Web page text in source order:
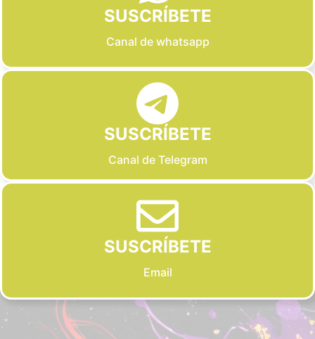
SUSCRÍBETE
Canal de whatsapp
SUSCRÍBETE
Canal de Telegram
SUSCRÍBETE
Email